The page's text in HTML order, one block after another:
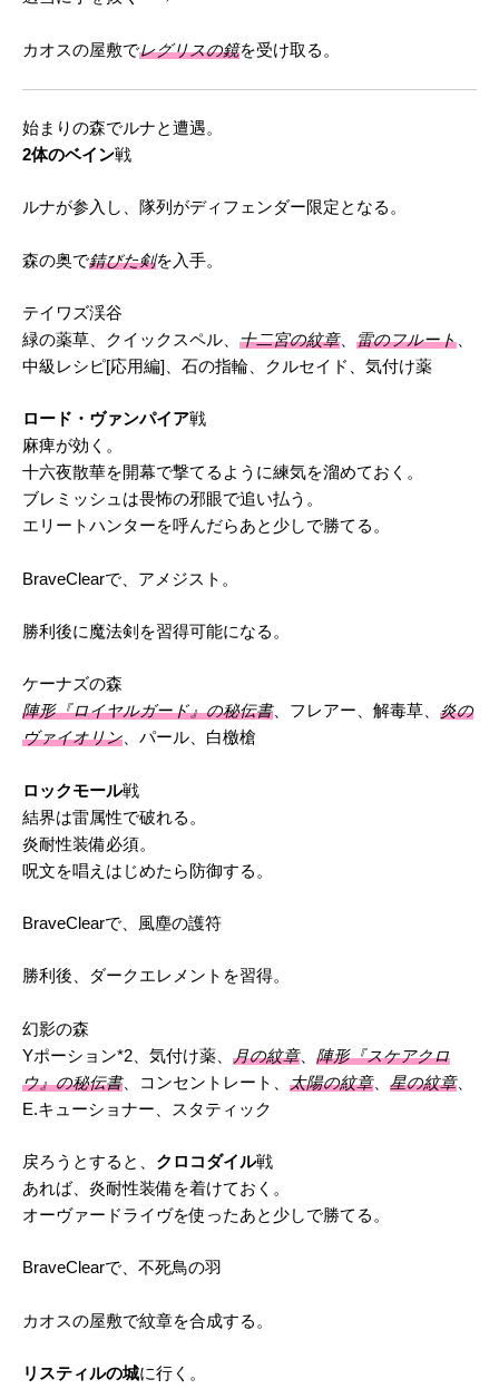
カオスの屋敷でレグリスの鏡を受け取る。
始まりの森でルナと遭遇。
2体のベイン戦
ルナが参入し、隊列がディフェンダー限定となる。
森の奥で錆びた剣を入手。
テイワズ渓谷
緑の薬草、クイックスペル、 十二宮の紋章、 雷のフルート
中級レシピ[応用編]、石の指輪、クルセイド、気付け薬
ロード・ヴァンパイア戦
麻痺が効く。
十六夜散華を開幕で撃てるように練気を溜めておく。
ブレミッシュは畏怖の邪眼で追い払う。
エリートハンターを呼んだらあと少しで勝てる。
BraveClearで、アメジスト。
勝利後に魔法剣を習得可能になる。
ケーナズの森
陣形『ロイヤルガード』の秘伝書、フレアー、解毒草、 炎の
ヴァイオリン、パール、白檄槍
ロックモール戦
結界は雷属性で破れる。
炎耐性装備必須。
呪文を唱えはじめたら防御する。
BraveClearで、風塵の護符
勝利後、ダークエレメントを習得。
幻影の森
Yポーション*2、気付け薬、 月の紋章、 陣形『スケアクロ
ウ』の秘伝書、コンセントレート、 太陽の紋章、 星の紋章、
E.キューショナー、スタティック
戻ろうとすると、 クロコダイル戦
あれば、炎耐性装備を着けておく。
オーヴァードライヴを使ったあと少しで勝てる。
BraveClearで、不死鳥の羽
カオスの屋敷で紋章を合成する。
リスティルの城に行く。